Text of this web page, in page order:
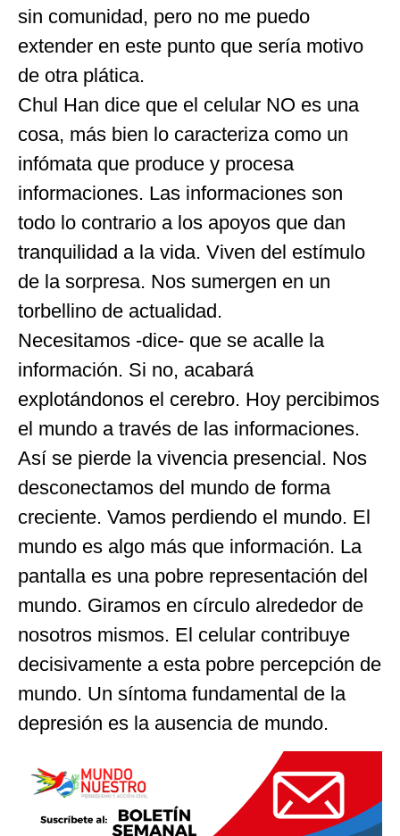
sin comunidad, pero no me puedo
extender en este punto que sería motivo
de otra plática.
Chul Han dice que el celular NO es una
cosa, más bien lo caracteriza como un
infómata que produce y procesa
informaciones. Las informaciones son
todo lo contrario a los apoyos que dan
tranquilidad a la vida. Viven del estímulo
de la sorpresa. Nos sumergen en un
torbellino de actualidad.
Necesitamos -dice- que se acalle la
información. Si no, acabará
explotándonos el cerebro. Hoy percibimos
el mundo a través de las informaciones.
Así se pierde la vivencia presencial. Nos
desconectamos del mundo de forma
creciente. Vamos perdiendo el mundo. El
mundo es algo más que información. La
pantalla es una pobre representación del
mundo. Giramos en círculo alrededor de
nosotros mismos. El celular contribuye
decisivamente a esta pobre percepción de
mundo. Un síntoma fundamental de la
depresión es la ausencia de mundo.